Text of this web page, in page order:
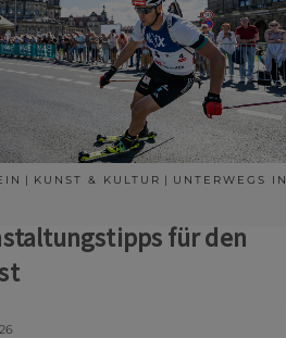
KUNST & KULTUR
UNTERWEGS IN
für den